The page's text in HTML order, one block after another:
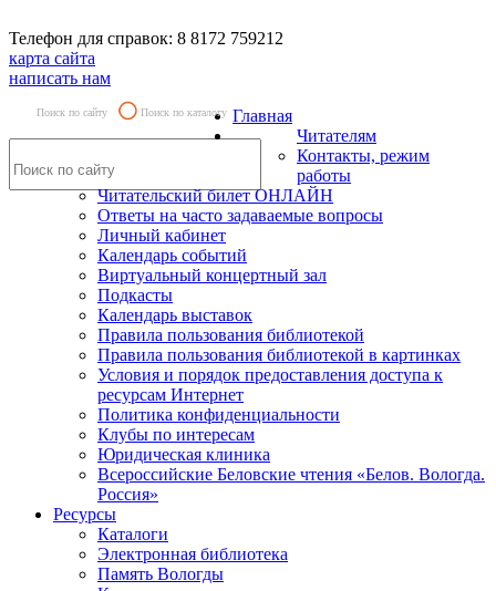
Телефон для справок: 8 8172 759212
карта сайта
написать нам
Поиск по сайту Поиск по каталогу Главная
Читателям
Контакты, режим
работы
Читательский билет ОНЛАЙН
Ответы на часто задаваемые вопросы
Личный кабинет
Календарь событий
Виртуальный концертный зал
Подкасты
Календарь выставок
Правила пользования библиотекой
Правила пользования библиотекой в картинках
Условия и порядок предоставления доступа к
ресурсам Интернет
Политика конфиденциальности
Клубы по интересам
Юридическая клиника
Всероссийские Беловские чтения «Белов. Вологда.
Россия»
Ресурсы
Каталоги
Электронная библиотека
Память Вологды